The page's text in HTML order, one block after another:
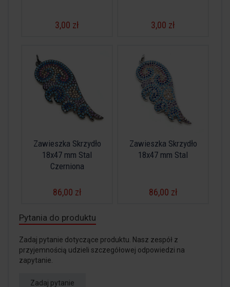
3,00 zł 3,00 zł
Zawieszka Skrzydło
18x47 mm Stal
Czerniona
86,00 zł
Zawieszka Skrzydło
18x47 mm Stal
86,00 zł
Pytania do produktu
Zadaj pytanie dotyczące produktu. Nasz zespół z
przyjemnością udzieli szczegółowej odpowiedzi na
zapytanie.
Zadaj pytanie